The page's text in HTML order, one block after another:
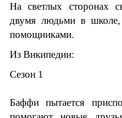
На светлых сторонах
двумя людьми в
помощниками.
Из Википедии:
Сезон 1
Баффи пытается